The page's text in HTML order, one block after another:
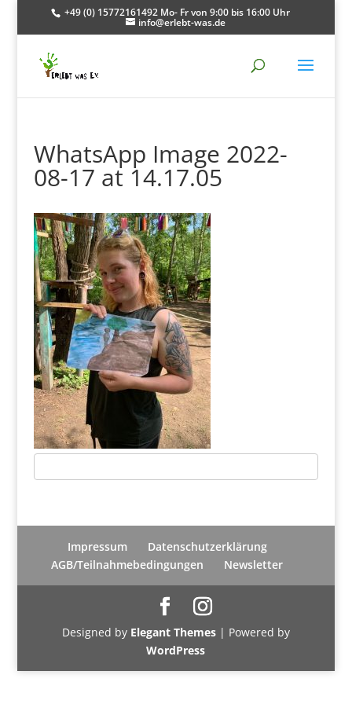
+49 (0) 15772161492 Mo- Fr von 9:00 bis 16:00 Uhr
info@erlebt-was.de
WhatsApp Image 2022-
08-17 at 14.17.05
Impressum
Datenschutzerklärung
AGB/Teilnahmebedingungen
Newsletter
Designed by Elegant Themes| Powered by
WordPress